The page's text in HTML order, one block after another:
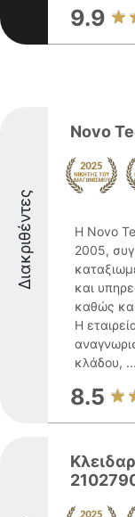
9.9
Διακριθέντες
Novo
Η Novo
2005,
και
καθώς
Η
κλάδου, ...
8.5